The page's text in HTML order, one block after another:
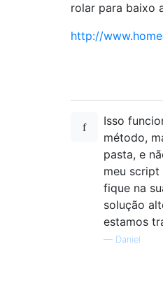
rolar para baixo
http://
Isso
método,
pasta, e
meu
fique na
solução
estamos
— Daniel